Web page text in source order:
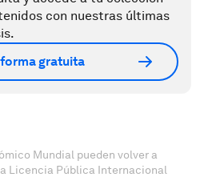
con nuestras últimas
gratuita
Mundial pueden volver a
Licencia Pública Internacional